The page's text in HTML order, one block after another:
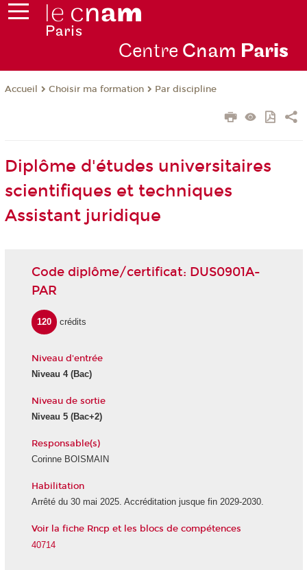
Centre Cnam Paris
Accueil Choisir ma formation Par discipline
Diplôme d'études universitaires
scientifiques et techniques
Assistant juridique
Code diplôme/certificat: DUS0901A-
PAR
120 crédits
Niveau d'entrée
Niveau 4(Bac)
Niveau de sortie
Niveau 5(Bac+2)
Responsable(s)
Corinne BOISMAIN
Habilitation
Arrêté du 30 mai 2025. Accréditation jusque fin 2029-2030.
Voir la fiche Rncp et les blocs de compétences
40714